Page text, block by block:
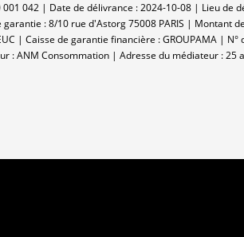
042 | Date de délivrance : 2024-10-08 | Lieu de
: 8/10 rue d'Astorg 75008 PARIS |
| Caisse de garantie financière : GROUPAMA |
ANM Consommation | Adresse du médiateur : 25